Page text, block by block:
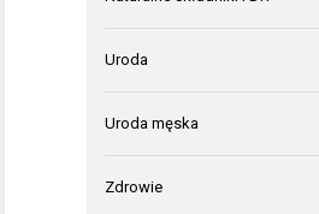
Uroda
Uroda męska
Zdrowie